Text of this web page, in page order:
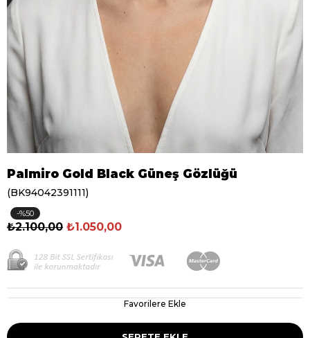
Palmiro Gold Black Güneş Gözlüğü
(BK94042391111)
50
₺2.100,00 ₺1.050,00
Favorilere Ekle